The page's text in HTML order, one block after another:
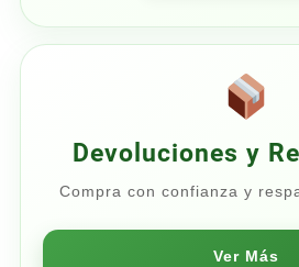
Devoluciones y
Compra con confianza y
Ver Más